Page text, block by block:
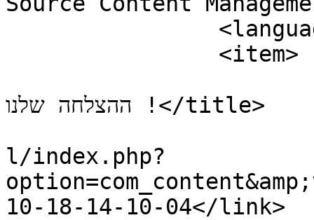
ההצלחה שלנו !</title>
l/index.php?
10-18-14-10-04</link>